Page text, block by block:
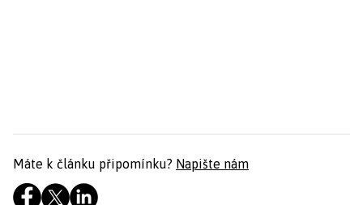
Máte k článku připomínku? Napište nám